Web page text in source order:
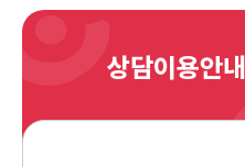
상담이용안내